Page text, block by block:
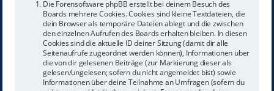
Die Forensoftware phpBB erstellt bei deinem Besuch des
Boards mehrere Cookies. Cookies sind kleine Textdateien, die
dein Browser als temporäre Dateien ablegt und die zwischen
den einzelnen Aufrufen des Boards erhalten bleiben. In diesen
Cookies sind die aktuelle ID deiner Sitzung (damit dir alle
Seitenaufrufe zugeordnet werden können), Informationen über
die von dir gelesenen Beiträge (zur Markierung dieser als
gelesen/ungelesen; sofern du nicht angemeldet bist) sowie
Informationen über deine Teilnahme an Umfragen (sofern du